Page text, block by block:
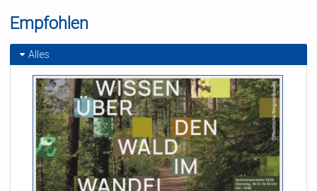
Referent/in:
Andreas Nagel
Empfohlen
Alles